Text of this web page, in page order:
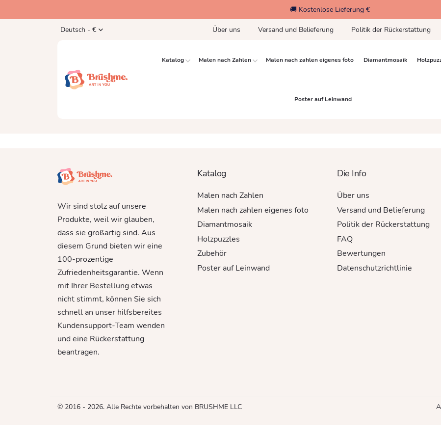
🚚 Kostenlose Lieferung €
Deutsch - € Über uns Versand und Belieferung Politik der Rückerstattung
Katalog Malen nach Zahlen Malen nach zahlen eigenes foto Diamantmosaik
Poster auf Leinwand
Wir sind stolz auf unsere
Produkte, weil wir glauben,
dass sie großartig sind. Aus
diesem Grund bieten wir eine
100-prozentige
Zufriedenheitsgarantie. Wenn
mit Ihrer Bestellung etwas
nicht stimmt, können Sie sich
schnell an unser hilfsbereites
Kundensupport-Team wenden
und eine Rückerstattung
beantragen.
Katalog
Malen nach Zahlen
Malen nach zahlen eigenes foto
Diamantmosaik
Holzpuzzles
Zubehör
Poster auf Leinwand
Die Info
Über uns
Versand und Belieferung
Politik der Rückerstattung
FAQ
Bewertungen
Datenschutzrichtlinie
© 2016 - 2026. Alle Rechte vorbehalten von BRUSHME LLC